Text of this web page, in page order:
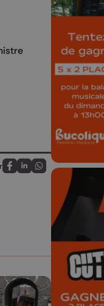
Partagez sur FaceBook
Partagez sur LinkedIn
Partagez sur
🎬